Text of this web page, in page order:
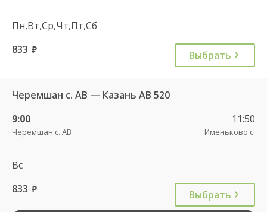
Пн,Вт,Ср,Чт,Пт,Сб
833 руб. Выбрать
Черемшан с. АВ — Казань АВ 520
9:00
Черемшан с. АВ
11:50
Именьково с.
Вс
833 руб. Выбрать